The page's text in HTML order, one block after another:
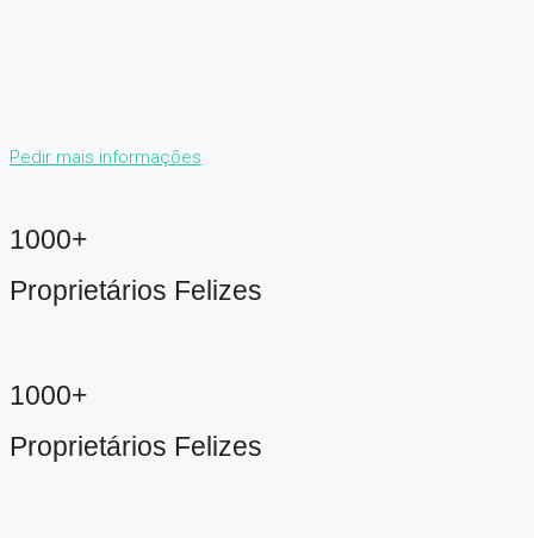
Pedir mais informações
1000+
Proprietários Felizes
1000+
Proprietários Felizes